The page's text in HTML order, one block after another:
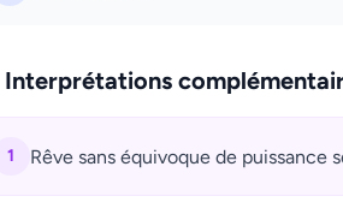
Interprétations
1 Rêve sans équivoque de puissance